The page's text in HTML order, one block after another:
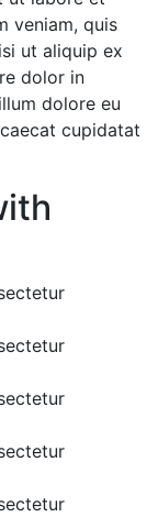
veniam, quis
ut aliquip ex
dolor in
dolore eu
cupidatat